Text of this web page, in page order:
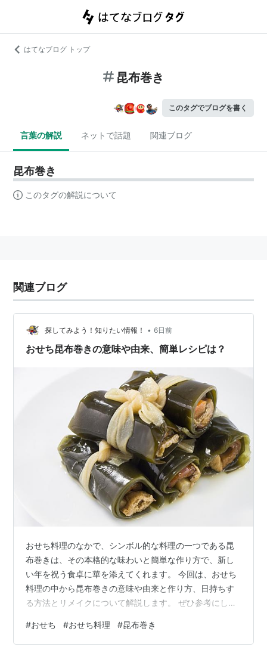
はてなブログ トップ
昆布巻き
このタグでブログを書く
言葉の解説 ネットで話題 関連ブログ
昆布巻き
このタグの解説について
関連ブログ
探してみよう！知りたい情報！ • 6日前
おせち昆布巻きの意味や由来、簡単レシピは？
おせち料理のなかで、シンボル的な料理の一つである昆
布巻きは、その本格的な味わいと簡単な作り方で、新し
い年を祝う食卓に華を添えてくれます。 今回は、おせち
料理の中から昆布巻きの意味や由来と作り方、日持ちす
る方法とリメイクについて解説します。 ぜひ参考にし
次*** おせち昆布巻きの意味や由来は？ 由来 意味 昆布の
栄養は？ おせち昆布巻きの簡単なのに本格的な作り方
#おせち #おせち料理 #昆布巻き